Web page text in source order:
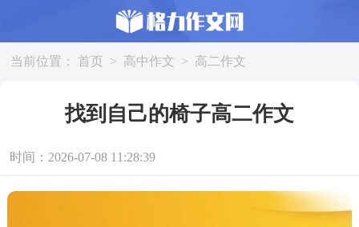
当前位置： 首页 > 高中作文 > 高二作文
找到自己的椅子高二作文
时间：2026-07-08 11:28:39